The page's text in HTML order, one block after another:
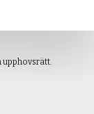
upphovsrätt.